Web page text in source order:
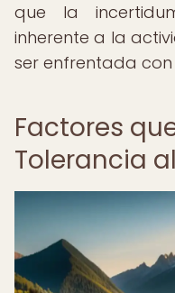
que la
inherente a la
ser enfrentada
Factores
Tolerancia